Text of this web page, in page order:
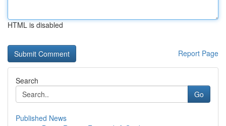
HTML is disabled
Report Page
Search
Go
Published News